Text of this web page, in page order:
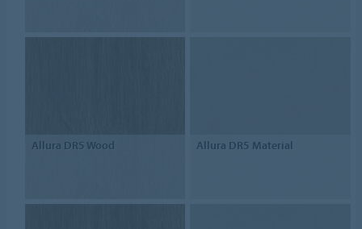
Allura DR5 Wood Allura DR5 Material